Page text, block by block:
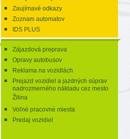
Zaujímavé odkazy
Zoznam automatov
IDS PLUS
Zájazdová preprava
Opravy autobusov
Reklama na vozidlách
Prejazd vozidiel a jazdných súprav
nadrozmerného nákladu cez mesto
Žilina
Voľné pracovné miesta
Predaj vozidiel